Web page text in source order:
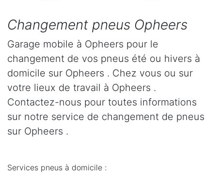
Changement pneus Opheers
Garage mobile à Opheers pour le
changement de vos pneus été ou hivers à
domicile sur Opheers . Chez vous ou sur
votre lieux de travail à Opheers .
Contactez-nous pour toutes informations
sur notre service de changement de pneus
sur Opheers .
Services pneus à domicile :